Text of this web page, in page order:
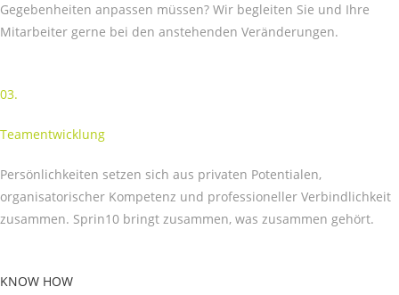
Gegebenheiten anpassen müssen? Wir begleiten Sie und Ihre
Mitarbeiter gerne bei den anstehenden Veränderungen.
03.
Teamentwicklung
Persönlichkeiten setzen sich aus privaten Potentialen,
organisatorischer Kompetenz und professioneller Verbindlichkeit
zusammen. Sprin10 bringt zusammen, was zusammen gehört.
KNOW HOW